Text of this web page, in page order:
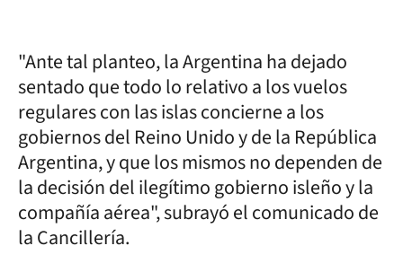
"Ante tal planteo, la Argentina ha dejado
sentado que todo lo relativo a los vuelos
regulares con las islas concierne a los
gobiernos del Reino Unido y de la República
Argentina, y que los mismos no dependen de
la decisión del ilegítimo gobierno isleño y la
compañía aérea", subrayó el comunicado de
la Cancillería.